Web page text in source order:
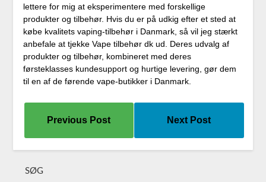
lettere for mig at eksperimentere med forskellige
produkter og tilbehør. Hvis du er på udkig efter et sted at
købe kvalitets vaping-tilbehør i Danmark, så vil jeg stærkt
anbefale at tjekke Vape tilbehør dk ud. Deres udvalg af
produkter og tilbehør, kombineret med deres
førsteklasses kundesupport og hurtige levering, gør dem
til en af de førende vape-butikker i Danmark.
Previous Post Next Post
SØG